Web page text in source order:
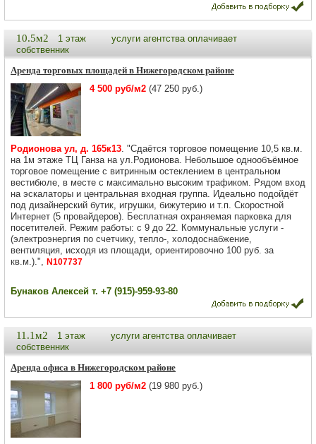
10.5м2 1 этаж
услуги агентства оплачивает
собственник
Аренда торговых площадей в Нижегородском районе
4 500 руб/м2 (47 250 руб.)
Родионова ул, д. 165к13. "Сдаётся торговое помещение 10,5 кв.м.
на 1м этаже ТЦ Ганза на ул.Родионова. Небольшое однообъёмное
торговое помещение с витринным остеклением в центральном
вестибюле, в месте с максимально высоким трафиком. Рядом вход
на эскалаторы и центральная входная группа. Идеально подойдёт
под дизайнерский бутик, игрушки, бижутерию и т.п. Скоростной
Интернет (5 провайдеров). Бесплатная охраняемая парковка для
посетителей. Режим работы: с 9 до 22. Коммунальные услуги -
(электроэнергия по счетчику, тепло-, холодоснабжение,
вентиляция, исходя из площади, ориентировочно 100 руб. за
кв.м.).", N107737
Бунаков Алексей т. +7 (915)-959-93-80
11.1м2 1 этаж
услуги агентства оплачивает
собственник
Аренда офиса в Нижегородском районе
1 800 руб/м2 (19 980 руб.)